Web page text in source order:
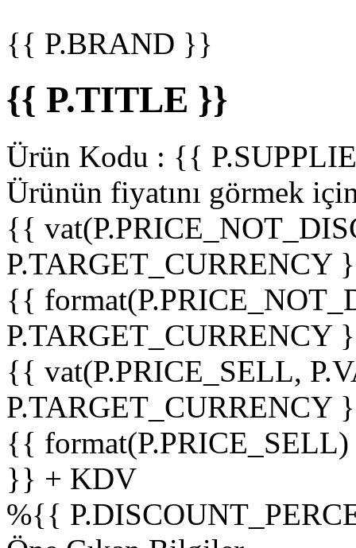
{{ P.BRAND }}
{{ P.TITLE }}
Ürün Kodu : {{
Ürünün fiyatını görmek
{{
P.TARGET_CURRENCY
{{
P.TARGET_CURRENCY
{{ vat(P.PRICE_SELL,
P.TARGET_CURRENCY
{{
}} + KDV
%{{